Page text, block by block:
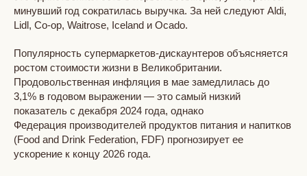
минувший год сократилась выручка. За ней следуют Aldi,
Lidl, Co-op, Waitrose, Iceland и Ocado.
Популярность супермаркетов-дискаунтеров объясняется
ростом стоимости жизни в Великобритании.
Продовольственная инфляция в мае замедлилась до
3,1% в годовом выражении — это самый низкий
показатель с декабря 2024 года, однако
Федерация производителей продуктов питания и напитков
(Food and Drink Federation, FDF) прогнозирует ее
ускорение к концу 2026 года.